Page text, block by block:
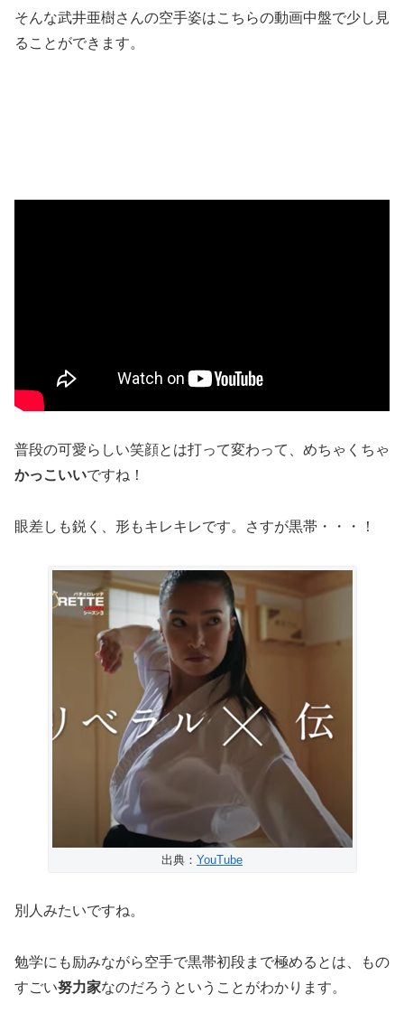
そんな武井亜樹さんの空手姿はこちらの動画中盤で少し見
ることができます。
普段の可愛らしい笑顔とは打って変わって、めちゃくちゃ
かっこいいですね！
眼差しも鋭く、形もキレキレです。さすが黒帯・・・！
出典： YouTube
別人みたいですね。
勉学にも励みながら空手で黒帯初段まで極めるとは、もの
すごい努力家なのだろうということがわかります。